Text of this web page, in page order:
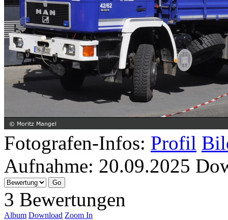
Fotografen-Infos: Profil
Aufnahme: 20.09.2025
3 Bewertungen
Album Download Zoom In